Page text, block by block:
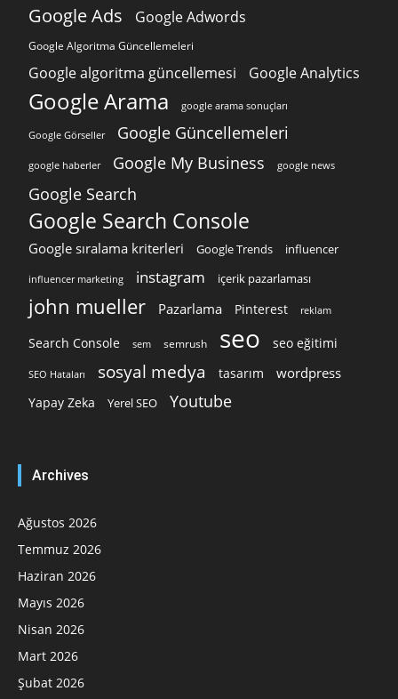
Google Ads Google Adwords
Google Algoritma Güncellemeleri
Google algoritma güncellemesi Google Analytics
Google Arama google arama sonuçları
Google Görseller Google Güncellemeleri
google haberler Google My Business google news
Google Search
Google Search Console
Google sıralama kriterleri Google Trends influencer
influencer marketing instagram içerik pazarlaması
john mueller Pazarlama Pinterest reklam
Search Console sem semrush seo seo eğitimi
SEO Hataları sosyal medya tasarım wordpress
Yapay Zeka Yerel SEO Youtube
Archives
Ağustos 2026
Temmuz 2026
Haziran 2026
Mayıs 2026
Nisan 2026
Mart 2026
Şubat 2026